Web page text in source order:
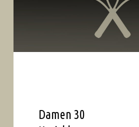
Damen 30